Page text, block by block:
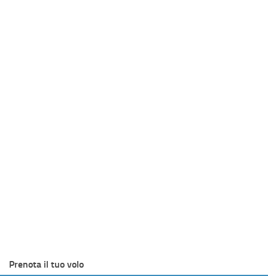
Prenota il tuo volo